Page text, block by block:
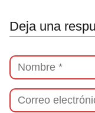
Deja una